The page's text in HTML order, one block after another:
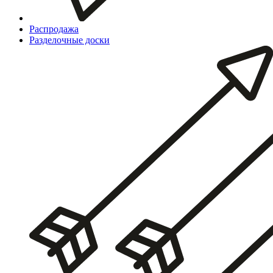
Распродажа
Разделочные доски